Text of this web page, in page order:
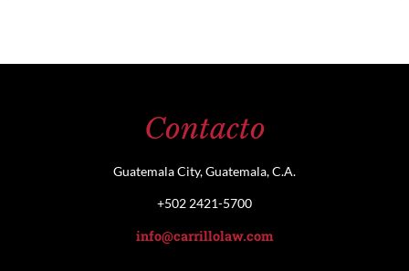
Contacto
Guatemala City, Guatemala, C.A.
+502 2421-5700
info@carrillolaw.com